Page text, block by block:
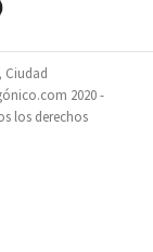
Ciudad
2020 -
los derechos